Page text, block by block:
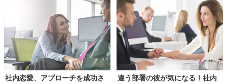
社内恋愛、アプローチを成功さ
違う部署の彼が気になる！社内